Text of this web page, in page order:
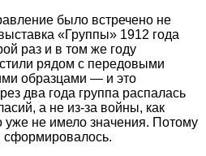
было встречено не
«Группы» 1912 года
раз и в том же году
рядом с передовыми
образцами — и это
два года группа распалась
а не из-за войны, как
уже не имело значения. Потому
сформировалось.